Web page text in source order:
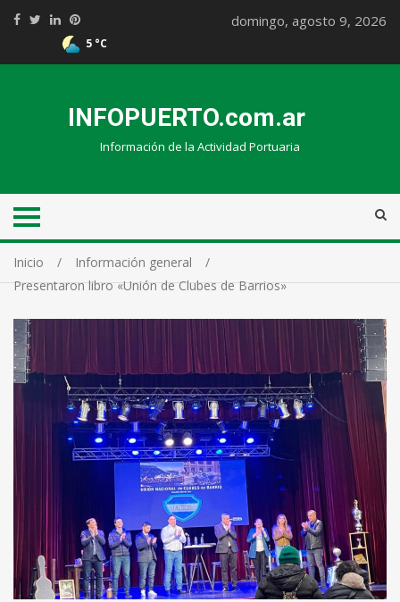
5 °C
domingo, agosto 9, 2026
INFOPUERTO.com.ar
Información de la Actividad Portuaria
Inicio
Información general
Presentaron libro «Unión de Clubes de Barrios»